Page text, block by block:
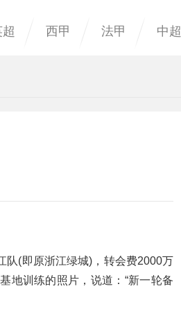
西甲 法甲 中超
队(即原浙江绿城)，转会费2000万
地训练的照片，说道：“新一轮备